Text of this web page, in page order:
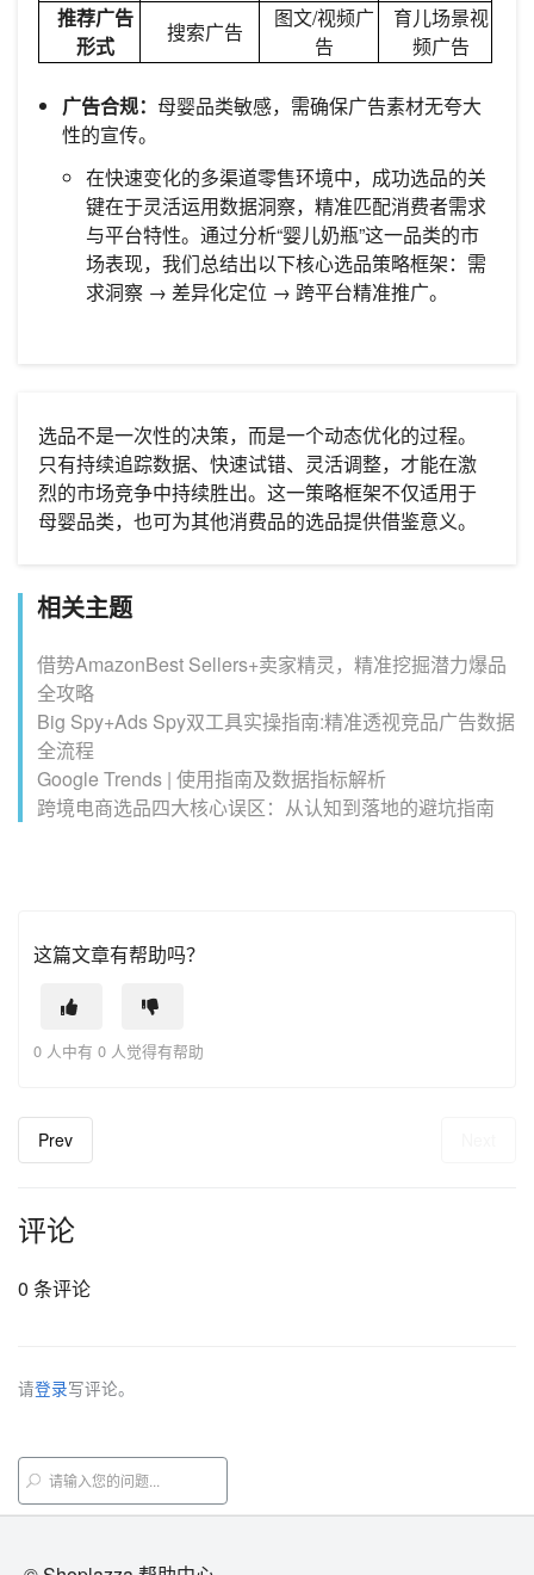
推荐广告
形式
搜索广告
图文/视频广
告
育儿场景视
频广告
广告合规： 母婴品类敏感，需确保广告素材无夸大
性的宣传。
在快速变化的多渠道零售环境中，成功选品的关
键在于灵活运用数据洞察，精准匹配消费者需求
与平台特性。通过分析“婴儿奶瓶”这一品类的市
场表现，我们总结出以下核心选品策略框架：需
求洞察 → 差异化定位 → 跨平台精准推广。
选品不是一次性的决策，而是一个动态优化的过程。
只有持续追踪数据、快速试错、灵活调整，才能在激
烈的市场竞争中持续胜出。这一策略框架不仅适用于
母婴品类，也可为其他消费品的选品提供借鉴意义。
相关主题
借势AmazonBest Sellers+卖家精灵，精准挖掘潜力爆品
全攻略
Big Spy+Ads Spy双工具实操指南:精准透视竞品广告数据
全流程
Google Trends | 使用指南及数据指标解析
跨境电商选品四大核心误区：从认知到落地的避坑指南
这篇文章有帮助吗？
0 人中有 0 人觉得有帮助
Prev
评论
0 条评论
请登录写评论。